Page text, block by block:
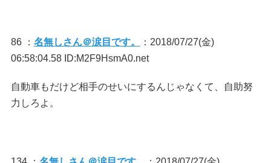
86 ： 名無しさん＠涙目です。
：2018/07/27(金)
06:58:04.58 ID:M2F9HsmA0.net
自動車もだけど相手のせいにするんじゃなくて、自助努
力しろよ。